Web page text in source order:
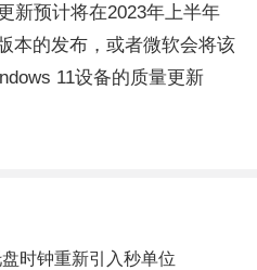
新预计将在2023年上半年
本的发布，或者微软会将该
11设备的质量更新
时钟重新引入秒单位